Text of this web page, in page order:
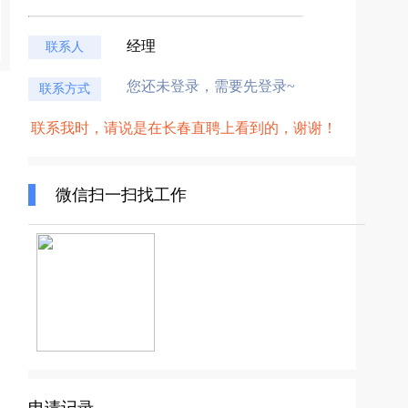
联系人 经理
联系方式 您还未登录，需要先登录~
联系我时，请说是在长春直聘上看到的，谢谢！
微信扫一扫找工作